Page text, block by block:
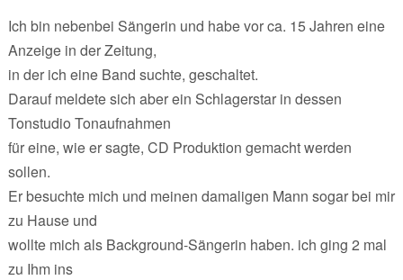
Ich bin nebenbei Sängerin und habe vor ca. 15 Jahren eine
Anzeige in der Zeitung,
in der ich eine Band suchte, geschaltet.
Darauf meldete sich aber ein Schlagerstar in dessen
Tonstudio Tonaufnahmen
für eine, wie er sagte, CD Produktion gemacht werden
sollen.
Er besuchte mich und meinen damaligen Mann sogar bei mir
zu Hause und
wollte mich als Background-Sängerin haben. ich ging 2 mal
zu Ihm ins